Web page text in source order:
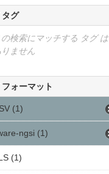
タグ
の検索にマッチする タグ は
りません
フォーマット
(1)
ngsi (1)
(1)